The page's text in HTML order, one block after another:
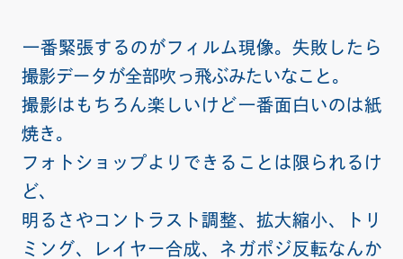
一番緊張するのがフィルム現像。失敗したら
撮影データが全部吹っ飛ぶみたいなこと。
撮影はもちろん楽しいけど一番面白いのは紙
焼き。
フォトショップよりできることは限られるけ
ど、
明るさやコントラスト調整、拡大縮小、トリ
ミング、レイヤー合成、ネガポジ反転なんか